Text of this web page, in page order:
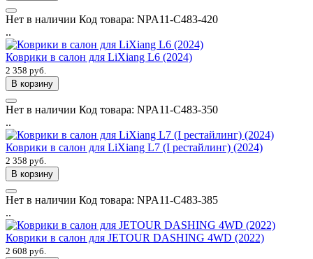
Нет в наличии Код товара: NPA11-C483-420
..
Коврики в салон для LiXiang L6 (2024)
2 358 руб.
В корзину
Нет в наличии Код товара: NPA11-C483-350
..
Коврики в салон для LiXiang L7 (I рестайлинг) (2024)
2 358 руб.
В корзину
Нет в наличии Код товара: NPA11-C483-385
..
Коврики в салон для JETOUR DASHING 4WD (2022)
2 608 руб.